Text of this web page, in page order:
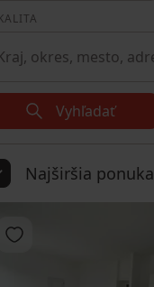
Vyhľadať
Najširšia ponuka
Pridať do obľúbených